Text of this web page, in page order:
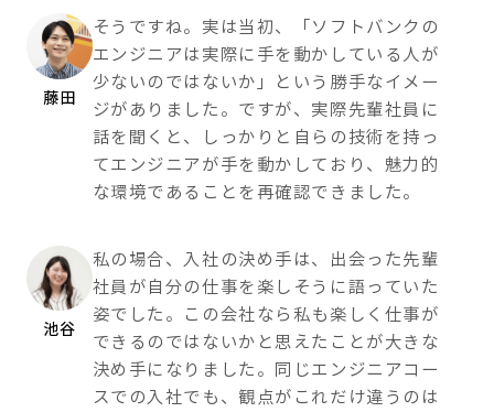
藤田
そうですね。実は当初、「ソフトバンクの
エンジニアは実際に手を動かしている人が
少ないのではないか」という勝手なイメー
ジがありました。ですが、実際先輩社員に
話を聞くと、しっかりと自らの技術を持っ
てエンジニアが手を動かしており、魅力的
な環境であることを再確認できました。
池谷
私の場合、入社の決め手は、出会った先輩
社員が自分の仕事を楽しそうに語っていた
姿でした。この会社なら私も楽しく仕事が
できるのではないかと思えたことが大きな
決め手になりました。同じエンジニアコー
スでの入社でも、観点がこれだけ違うのは